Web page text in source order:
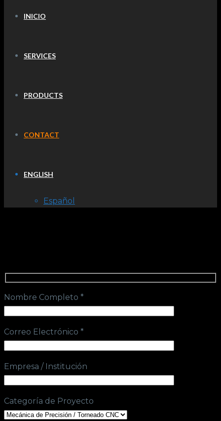
INICIO
SERVICES
PRODUCTS
CONTACT
ENGLISH
Español
Nombre Completo *
Correo Electrónico *
Empresa / Institución
Categoría de Proyecto